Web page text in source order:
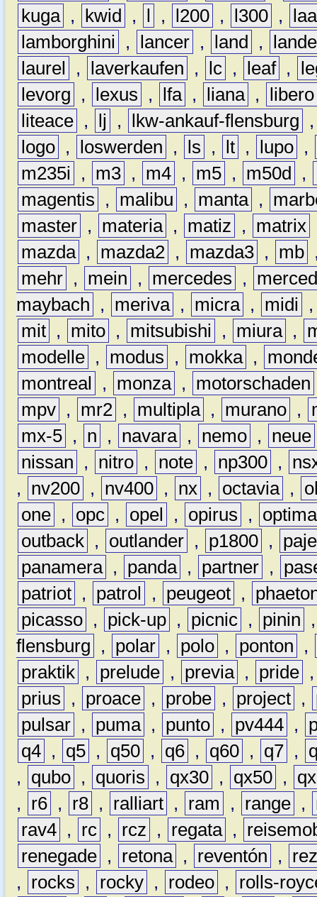
kuga , kwid , l , l200 , l300 ,
lamborghini
, lancer , land ,
laurel
, laverkaufen , lc , leaf ,
levorg
, lexus , lfa , liana ,
libero
liteace , lj , lkw-ankauf-flensburg
logo , loswerden , ls , lt , lupo ,
m235i
, m3 , m4 , m5 , m50d ,
magentis
, malibu , manta ,
master , materia , matiz , matrix
mazda , mazda2 , mazda3 , mb
mehr , mein , mercedes ,
maybach
, meriva , micra , midi
mit , mito , mitsubishi , miura ,
modelle , modus , mokka ,
montreal
, monza , motorschaden
mpv , mr2 , multipla , murano ,
mx-5 , n , navara , nemo , neue
nissan
, nitro , note , np300 ,
,
nv200 , nv400 , nx , octavia ,
one , opc , opel , opirus ,
optima
outback , outlander , p1800 ,
panamera , panda , partner ,
patriot , patrol , peugeot ,
picasso , pick-up , picnic , pinin
flensburg
, polar , polo , ponton
,
praktik , prelude , previa , pride
prius
, proace , probe , project ,
pulsar , puma , punto , pv444 ,
q4 , q5 , q50 , q6 , q60 , q7 ,
,
qubo , quoris , qx30 , qx50 ,
,
r6 , r8 , ralliart , ram , range ,
rav4 , rc , rcz , regata ,
renegade , retona , reventón ,
,
rocks , rocky , rodeo ,
rolls-